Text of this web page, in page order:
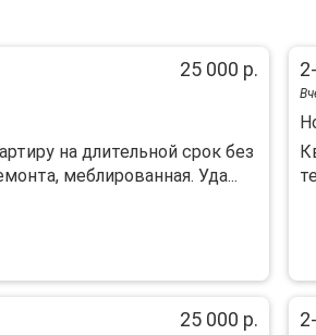
25 000 р.
на длительной срок без
меблированная. Уда...
25 000 р.